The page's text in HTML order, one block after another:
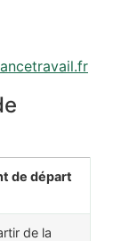
de départ
de la